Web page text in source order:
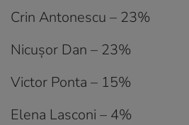
Crin Antonescu – 23%
Nicușor Dan – 23%
Victor Ponta – 15%
Elena Lasconi – 4%